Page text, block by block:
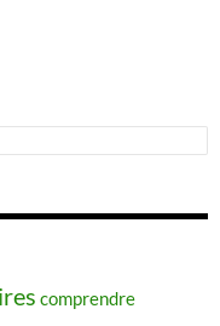
comprendre